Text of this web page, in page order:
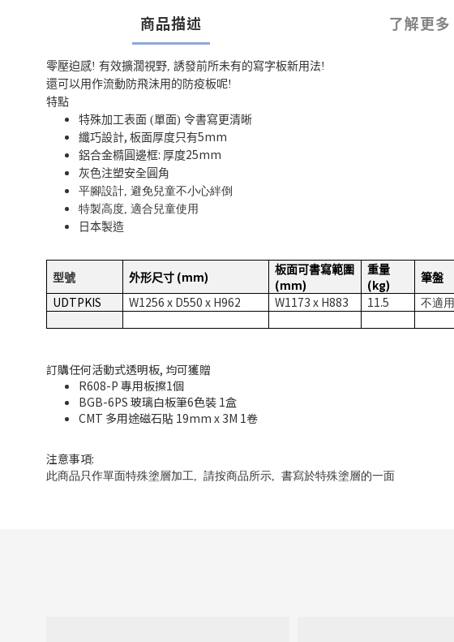
商品描述 了解更多
零壓迫感! 有效擴濶視野, 誘發前所未有的寫字板新用法!
還可以用作流動防飛沬用的防疫板呢!
特點
特殊加工表面 (單面) 令書寫更清晰
纖巧設計, 板面厚度只有5mm
鋁合金橢圓邊框: 厚度25mm
灰色注塑安全圓角
平腳設計, 避免兒童不小心絆倒
特製高度, 適合兒童使用
日本製造
型號 外形尺寸 (mm) 板面可書寫範圍
(mm)
重量
(kg) 筆盤
UDTPKIS W1256 x D550 x H962 W1173 x H883 11.5 不適用
訂購任何活動式透明板, 均可獲贈
R608-P 專用板擦1個
BGB-6PS 玻璃白板筆6色裝 1盒
CMT 多用途磁石貼 19mm x 3M 1卷
注意事項:
此商品只作單面特殊塗層加工, 請按商品所示, 書寫於特殊塗層的一面